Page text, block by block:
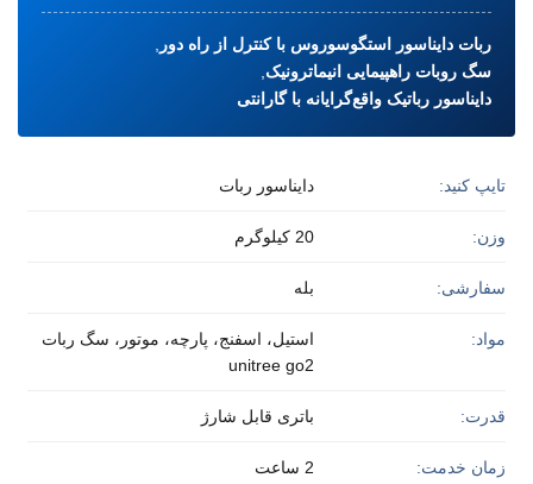
ربات دایناسور استگوسوروس با کنترل از راه دور
سگ روبات راهپیمایی انیماترونیک
دایناسور رباتیک واقع‌گرایانه با گارانتی
تایپ کنید: دایناسور ربات
وزن: 20 کیلوگرم
سفارشی: بله
مواد:
استیل، اسفنج، پارچه، موتور، سگ ربات
unitree go2
قدرت: باتری قابل شارژ
زمان خدمت: 2 ساعت